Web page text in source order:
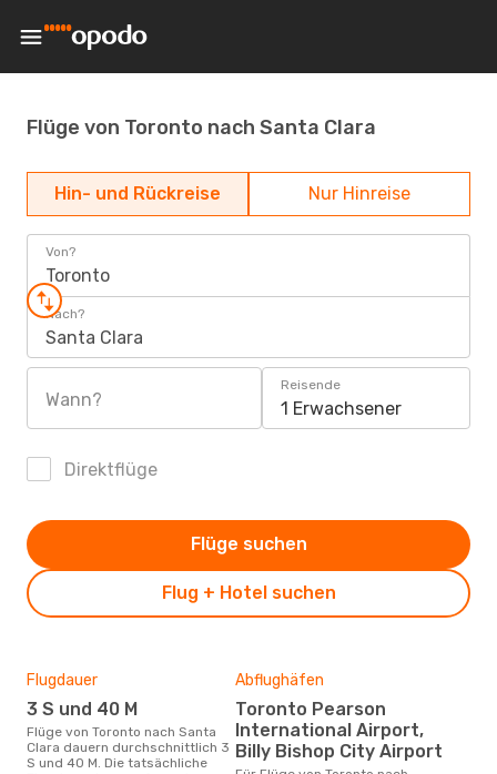
Flüge von Toronto nach Santa Clara
Hin- und Rückreise Nur Hinreise
Von?
Toronto
Nach?
Santa Clara
Wann?
Reisende
1 Erwachsener
Direktflüge
Flug + Hotel suchen
Flüge suchen
Flugdauer
3 S und 40 M
Flüge von Toronto nach Santa
Clara dauern durchschnittlich 3
S und 40 M. Die tatsächliche
Abflughäfen
Toronto Pearson
International Airport,
Billy Bishop City Airport